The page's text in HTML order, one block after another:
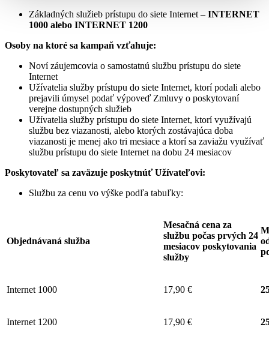
Základných služieb prístupu do siete Internet – INTERNET
1000 alebo INTERNET 1200
Osoby na ktoré sa kampaň vzťahuje:
Noví záujemcovia o samostatnú službu prístupu do siete
Internet
Užívatelia služby prístupu do siete Internet, ktorí podali alebo
prejavili úmysel podať výpoveď Zmluvy o poskytovaní
verejne dostupných služieb
Užívatelia služby prístupu do siete Internet, ktorí využívajú
službu bez viazanosti, alebo ktorých zostávajúca doba
viazanosti je menej ako tri mesiace a ktorí sa zaviažu využívať
službu prístupu do siete Internet na dobu 24 mesiacov
Poskytovateľ sa zaväzuje poskytnúť Užívateľovi:
Službu za cenu vo výške podľa tabuľky:
Objednávaná služba
Mesačná cena za
službu počas prvých 24
mesiacov poskytovania
služby
Internet 1000 17,90 €
Internet 1200 17,90 €